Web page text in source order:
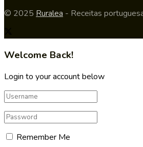
© 2025 Ruralea - Receitas
Welcome Back!
Login to your account below
Remember Me